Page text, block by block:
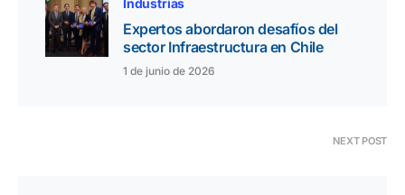
Industrias
Expertos abordaron desafíos del
sector Infraestructura en Chile
1 de junio de 2026
NEXT POST